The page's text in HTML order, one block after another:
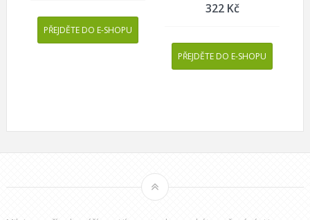
PŘEJDĚTE DO E-SHOPU
322 Kč
PŘEJDĚTE DO E-SHOPU